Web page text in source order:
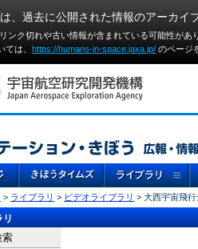
、過去に公開された情報のアーカイ
ンク切れや古い情報が含まれている可能性が
ては、 https://humans-in-space.jaxa.jp/ のページ
> ライブラリ > ビデオライブラリ > 大西宇宙飛
リ
索